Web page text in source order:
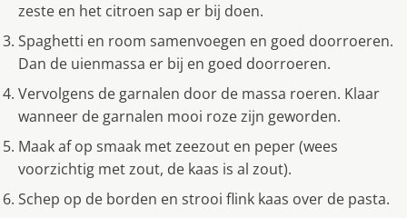
zeste en het citroen sap er bij doen.
Spaghetti en room samenvoegen en goed doorroeren.
Dan de uienmassa er bij en goed doorroeren.
Vervolgens de garnalen door de massa roeren. Klaar
wanneer de garnalen mooi roze zijn geworden.
Maak af op smaak met zeezout en peper (wees
voorzichtig met zout, de kaas is al zout).
Schep op de borden en strooi flink kaas over de pasta.